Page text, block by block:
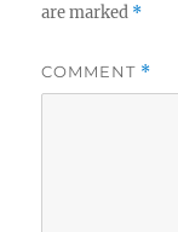
are marked *
COMMENT *